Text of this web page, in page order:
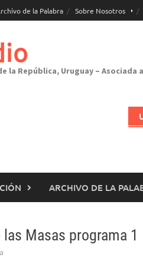
de la Palabra Sobre Nosotros
la República, Uruguay –
ARCHIVO DE LA
Masas programa 1